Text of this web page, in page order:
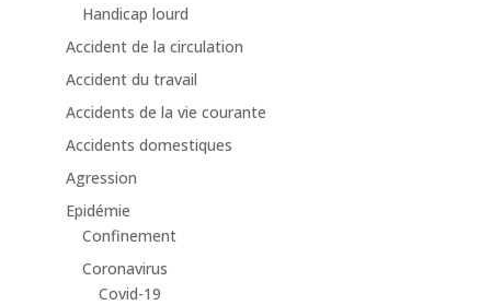
Handicap lourd
Accident de la circulation
Accident du travail
Accidents de la vie courante
Accidents domestiques
Agression
Epidémie
Confinement
Coronavirus
Covid-19